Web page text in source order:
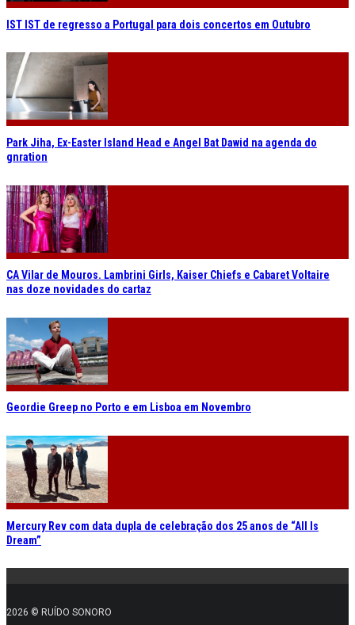
IST IST de regresso a Portugal para dois concertos em Outubro
Park Jiha, Ex-Easter Island Head e Angel Bat Dawid na agenda do
gnration
CA Vilar de Mouros. Lambrini Girls, Kaiser Chiefs e Cabaret Voltaire
nas doze novidades do cartaz
Geordie Greep no Porto e em Lisboa em Novembro
Mercury Rev com data dupla de celebração dos 25 anos de “All Is
Dream”
2026 © RUÍDO SONORO